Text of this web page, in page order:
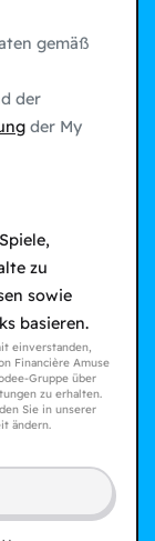
gemäß
der
der My
zu
sowie
basieren.
einverstanden,
Financière Amuse
Gruppe über
zu erhalten.
Sie in unserer
ändern.